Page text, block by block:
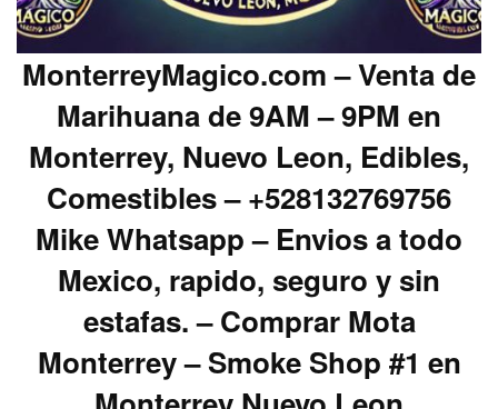
MonterreyMagico.com – Venta de
Marihuana de 9AM – 9PM en
Monterrey, Nuevo Leon, Edibles,
Comestibles – +528132769756
Mike Whatsapp – Envios a todo
Mexico, rapido, seguro y sin
estafas. – Comprar Mota
Monterrey – Smoke Shop #1 en